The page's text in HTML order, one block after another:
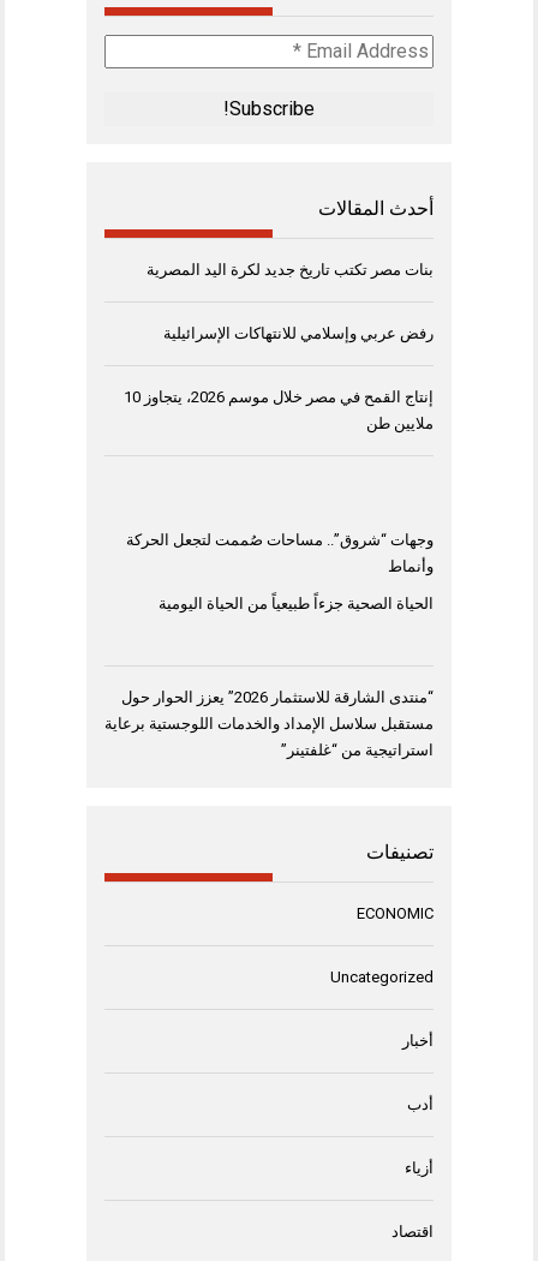
Email
Address
أحدث المقالات
بنات مصر تكتب تاريخ جديد لكرة اليد المصرية
رفض عربي وإسلامي للانتهاكات الإسرائيلية
إنتاج القمح في مصر خلال موسم 2026، يتجاوز 10
ملايين طن
وجهات “شروق”.. مساحات صُممت لتجعل الحركة
وأنماط
الحياة الصحية جزءاً طبيعياً من الحياة اليومية
“منتدى الشارقة للاستثمار 2026” يعزز الحوار حول
مستقبل سلاسل الإمداد والخدمات اللوجستية برعاية
استراتيجية من “غلفتينر”
تصنيفات
ECONOMIC
Uncategorized
أخبار
أدب
أزياء
اقتصاد